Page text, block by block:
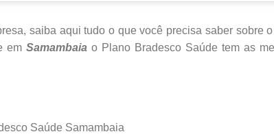
saiba aqui tudo o que você precisa saber sobre
em Samambaia o Plano Bradesco Saúde tem as
Saúde Samambaia